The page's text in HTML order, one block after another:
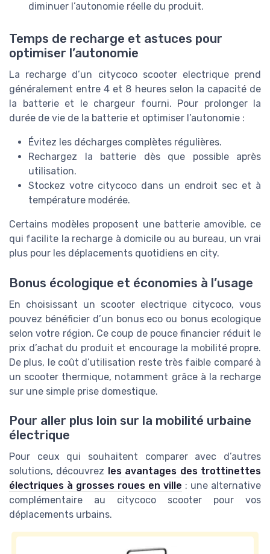
diminuer l’autonomie réelle du produit.
Temps de recharge et astuces pour
optimiser l’autonomie
La recharge d’un citycoco scooter electrique prend
généralement entre 4 et 8 heures selon la capacité de
la batterie et le chargeur fourni. Pour prolonger la
durée de vie de la batterie et optimiser l’autonomie :
Évitez les décharges complètes régulières.
Rechargez la batterie dès que possible après
utilisation.
Stockez votre citycoco dans un endroit sec et à
température modérée.
Certains modèles proposent une batterie amovible, ce
qui facilite la recharge à domicile ou au bureau, un vrai
plus pour les déplacements quotidiens en city.
Bonus écologique et économies à l’usage
En choisissant un scooter electrique citycoco, vous
pouvez bénéficier d’un bonus eco ou bonus ecologique
selon votre région. Ce coup de pouce financier réduit le
prix d’achat du produit et encourage la mobilité propre.
De plus, le coût d’utilisation reste très faible comparé à
un scooter thermique, notamment grâce à la recharge
sur une simple prise domestique.
Pour aller plus loin sur la mobilité urbaine
électrique
Pour ceux qui souhaitent comparer avec d’autres
solutions, découvrez les avantages des trottinettes
électriques à grosses roues en ville : une alternative
complémentaire au citycoco scooter pour vos
déplacements urbains.